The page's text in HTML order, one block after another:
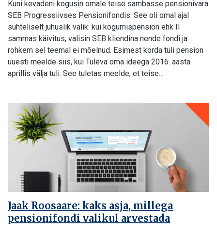
Kuni kevadeni kogusin omale teise sambasse pensionivara
SEB Progressiivses Pensionifondis. See oli omal ajal
suhteliselt juhuslik valik: kui kogumispension ehk II
sammas käivitus, valisin SEB kliendina nende fondi ja
rohkem sel teemal ei mõelnud. Esimest korda tuli pension
uuesti meelde siis, kui Tuleva oma ideega 2016. aasta
aprillis välja tuli. See tuletas meelde, et teise…
Jaak Roosaare: kaks asja, millega
pensionifondi valikul arvestada